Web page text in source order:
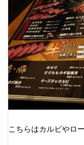
こちらはカルビやロ